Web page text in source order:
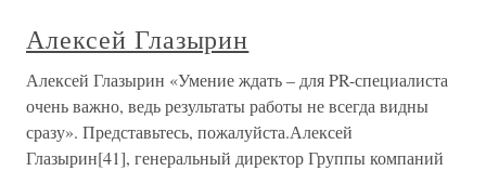
Алексей Глазырин
Алексей Глазырин «Умение ждать – для PR-специалиста
очень важно, ведь результаты работы не всегда видны
сразу». Представьтесь, пожалуйста.Алексей
Глазырин[41], генеральный директор Группы компаний